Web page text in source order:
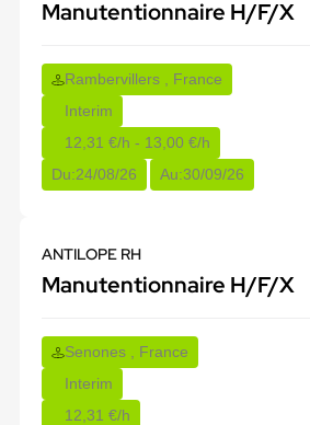
Manutentionnaire H/F/X
Rambervillers , France
Interim
12,31 €/h - 13,00 €/h
Du:24/08/26 Au:30/09/26
ANTILOPE RH
Manutentionnaire H/F/X
Senones , France
Interim
12,31 €/h